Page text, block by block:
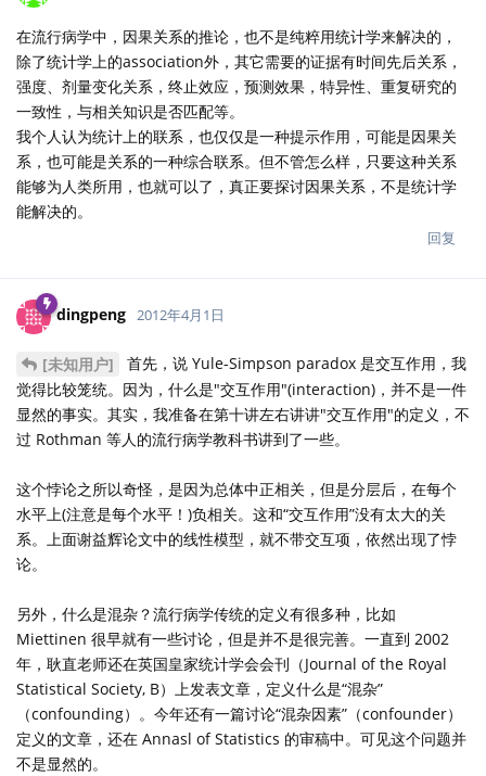
在流行病学中，因果关系的推论，也不是纯粹用统计学来解决的，
除了统计学上的association外，其它需要的证据有时间先后关系，
强度、剂量变化关系，终止效应，预测效果，特异性、重复研究的
一致性，与相关知识是否匹配等。
我个人认为统计上的联系，也仅仅是一种提示作用，可能是因果关
系，也可能是关系的一种综合联系。但不管怎么样，只要这种关系
能够为人类所用，也就可以了，真正要探讨因果关系，不是统计学
能解决的。
回复
dingpeng 2012年4月1日
[未知用户]
首先，说 Yule-Simpson paradox 是交互作用，我
觉得比较笼统。因为，什么是"交互作用"(interaction)，并不是一件
显然的事实。其实，我准备在第十讲左右讲讲"交互作用"的定义，不
过 Rothman 等人的流行病学教科书讲到了一些。
这个悖论之所以奇怪，是因为总体中正相关，但是分层后，在每个
水平上(注意是每个水平！)负相关。这和“交互作用”没有太大的关
系。上面谢益辉论文中的线性模型，就不带交互项，依然出现了悖
论。
另外，什么是混杂？流行病学传统的定义有很多种，比如
Miettinen 很早就有一些讨论，但是并不是很完善。一直到 2002
年，耿直老师还在英国皇家统计学会会刊（Journal of the Royal
Statistical Society, B）上发表文章，定义什么是“混杂”
（confounding）。今年还有一篇讨论“混杂因素”（confounder）
定义的文章，还在 Annasl of Statistics 的审稿中。可见这个问题并
不是显然的。